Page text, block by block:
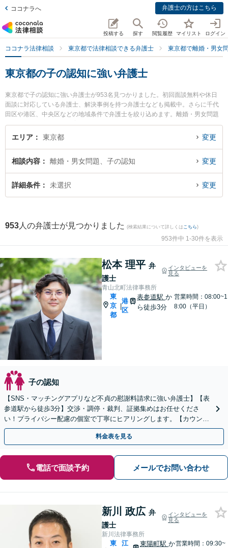
ココナラへ 弁護士の方はこちら
投稿する 探す 閲覧履歴 マイリスト ログイン
ココナラ法律相談 東京都で法律相談できる弁護士 東京都で離婚・男女
東京都の子の認知に強い弁護士
東京都で子の認知に強い弁護士が953名見つかりました。初回面談無料や休日
面談に対応している弁護士、解決事例を持つ弁護士なども掲載中。さらに千代
田区や港区、中央区などの地域条件で弁護士を絞り込めます。離婚・男女問題
に関係する財産分与や養育費、親権等の細かな分野での絞り込み検索もでき便
利です。特に青山北町法律事務所の松本 理平弁護士や新川法律事務所の新川 政
子の認知のトラブルを今すぐに弁護士に相談したい』『子の認知のトラブル解
決の実績豊富な近くの弁護士を検索したい』『初回相談無料で子の認知を法律
相談できる東京都内の弁護士に相談予約したい』などでお困りの相談者さんに
エリア 東京都 変更
相談内容 離婚・男女問題、子の認知 変更
詳細条件 未選択 変更
953 人の弁護士が見つかりました (検索結果について詳しくは こちら)
953件中 1-30件を表示
松本 理平 弁
護士
インタビューを
見る
青山北町法律事務所
東
京
都
|
港
区
表参道駅 か
ら徒歩3分
営業時間：08:00~1
8:00（平日）
子の認知
【SNS・マッチングアプリなど不貞の慰謝料請求に強い弁護士】【表
参道駅から徒歩3分】交渉・調停・裁判、証拠集めはお任せくださ
い！プライバシー配慮の個室で丁寧にヒアリングします。【カウンセ
ラーとも連携】
料金表を見る
電話で面談予約 メールでお問い合わせ
新川 政広 弁
護士
インタビューを
見る
新川法律事務所
東
江
東陽町駅 か営業時間：09:30~